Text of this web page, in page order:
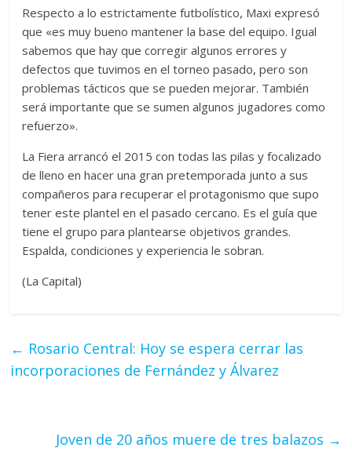
Respecto a lo estrictamente futbolístico, Maxi expresó
que «es muy bueno mantener la base del equipo. Igual
sabemos que hay que corregir algunos errores y
defectos que tuvimos en el torneo pasado, pero son
problemas tácticos que se pueden mejorar. También
será importante que se sumen algunos jugadores como
refuerzo».
La Fiera arrancó el 2015 con todas las pilas y focalizado
de lleno en hacer una gran pretemporada junto a sus
compañeros para recuperar el protagonismo que supo
tener este plantel en el pasado cercano. Es el guía que
tiene el grupo para plantearse objetivos grandes.
Espalda, condiciones y experiencia le sobran.
(La Capital)
← Rosario Central: Hoy se espera cerrar las
incorporaciones de Fernández y Álvarez
Joven de 20 años muere de tres balazos →